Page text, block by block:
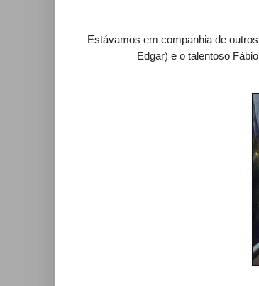
Estávamos em companhia de
Edgar) e o talentoso